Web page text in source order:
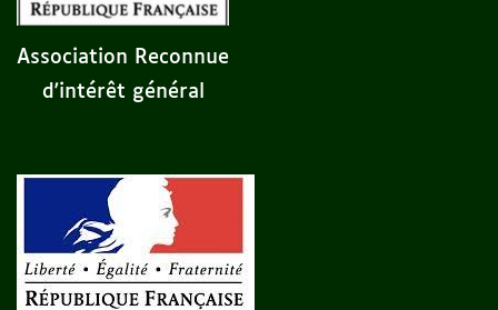
Association Reconnue
d'intérêt général